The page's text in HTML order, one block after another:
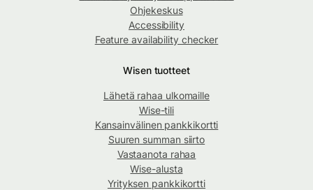
Ohjekeskus
Accessibility
Feature availability checker
Wisen tuotteet
Lähetä rahaa ulkomaille
Wise-tili
Kansainvälinen pankkikortti
Suuren summan siirto
Vastaanota rahaa
Wise-alusta
Yrityksen pankkikortti